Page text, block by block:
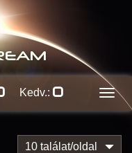
Kedv.:
10 találat/oldal